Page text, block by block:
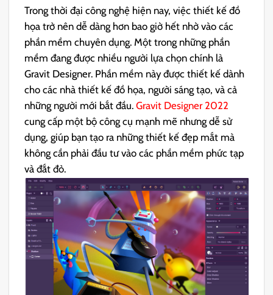
Trong thời đại công nghệ hiện nay, việc thiết kế đồ
họa trở nên dễ dàng hơn bao giờ hết nhờ vào các
phần mềm chuyên dụng. Một trong những phần
mềm đang được nhiều người lựa chọn chính là
Gravit Designer. Phần mềm này được thiết kế dành
cho các nhà thiết kế đồ họa, người sáng tạo, và cả
những người mới bắt đầu.Gravit Designer 2022
cung cấp một bộ công cụ mạnh mẽ nhưng dễ sử
dụng, giúp bạn tạo ra những thiết kế đẹp mắt mà
không cần phải đầu tư vào các phần mềm phức tạp
và đắt đỏ.